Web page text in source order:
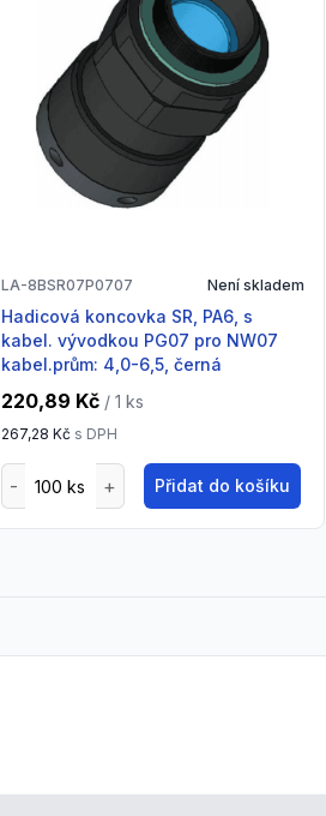
LA-8BSR07P0707 Není skladem
Hadicová koncovka SR, PA6, s
kabel. vývodkou PG07 pro NW07
kabel.prům: 4,0-6,5, černá
220,89 Kč / 1 ks
267,28 Kč s DPH
Přidat do košíku